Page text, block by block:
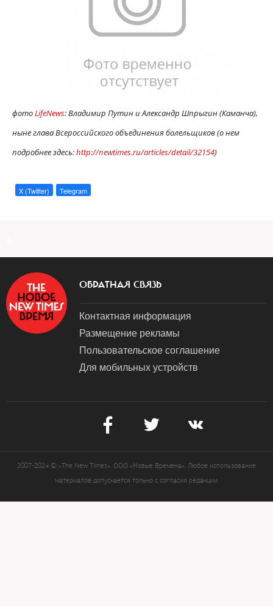
фотоLifeNews: Владимир Путин и Александр Шпрыгин (Каманча),
ныне глава Всероссийского объединения болельщиков (о нем
подробнее здесь:http://newtimes.ru/articles/detail/32154)
X (Twitter) Telegram
ОБРАТНАЯ СВЯЗЬ
Контактная информация
Размещение рекламы
Пользовательское соглашение
Для мобильных устройств
2007-2024 © «The New Times». ООО «Новые Времена». Любое использование
материалов допускается только с согласия редакции.